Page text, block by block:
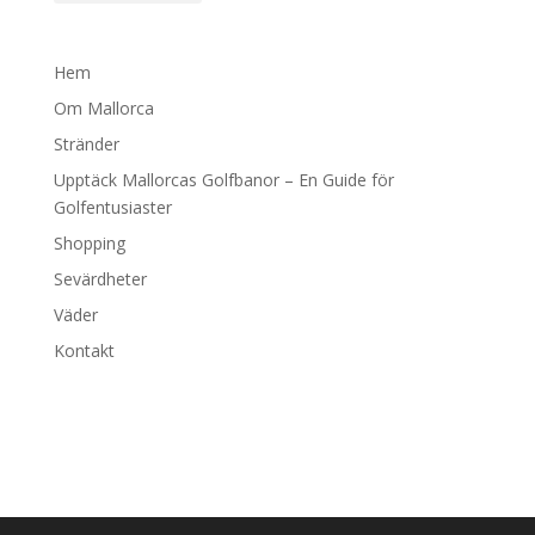
Hem
Om Mallorca
Stränder
Upptäck Mallorcas Golfbanor – En Guide för
Golfentusiaster
Shopping
Sevärdheter
Väder
Kontakt